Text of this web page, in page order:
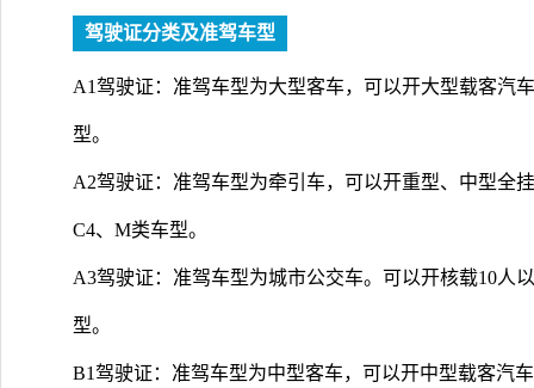
驾驶证分类及准驾车型
A1驾驶证：准驾车型为大型客车，可以开大型载客汽
型。
A2驾驶证：准驾车型为牵引车，可以开重型、中型全
C4、M类车型。
A3驾驶证：准驾车型为城市公交车。可以开核载10人
型。
B1驾驶证：准驾车型为中型客车，可以开中型载客汽